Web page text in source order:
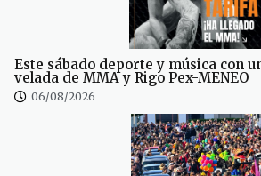
Este sábado deporte y música con
velada de MMA y Rigo Pex-MENEO
06/08/2026